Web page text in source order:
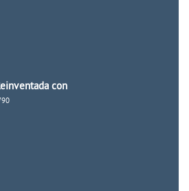
con